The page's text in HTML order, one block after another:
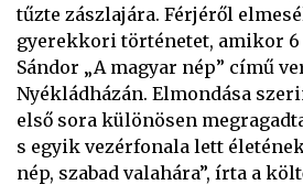
tűzte zászlajára. Férjéről
gyerekkori történetet, amikor 6
Sándor „A magyar nép” című
Nyékládházán. Elmondása
első sora különösen
s egyik vezérfonala lett
nép, szabad valahára”, írta a